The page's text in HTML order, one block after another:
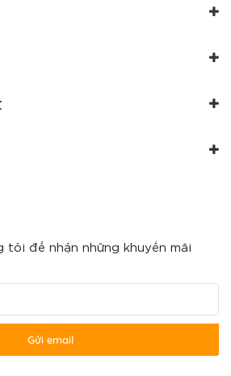
tôi để nhận những khuyến mãi
Gửi email